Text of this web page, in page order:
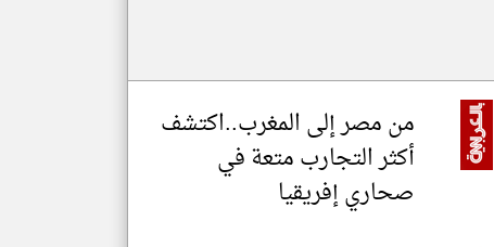
من مصر إلى المغرب..اكتشف
أكثر التجارب متعة في
صحاري إفريقيا